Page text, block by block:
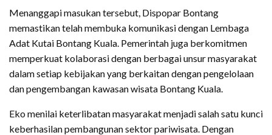
Menanggapi masukan tersebut, Dispopar Bontang
memastikan telah membuka komunikasi dengan Lembaga
Adat Kutai Bontang Kuala. Pemerintah juga berkomitmen
memperkuat kolaborasi dengan berbagai unsur masyarakat
dalam setiap kebijakan yang berkaitan dengan pengelolaan
dan pengembangan kawasan wisata Bontang Kuala.
Eko menilai keterlibatan masyarakat menjadi salah satu kunci
keberhasilan pembangunan sektor pariwisata. Dengan